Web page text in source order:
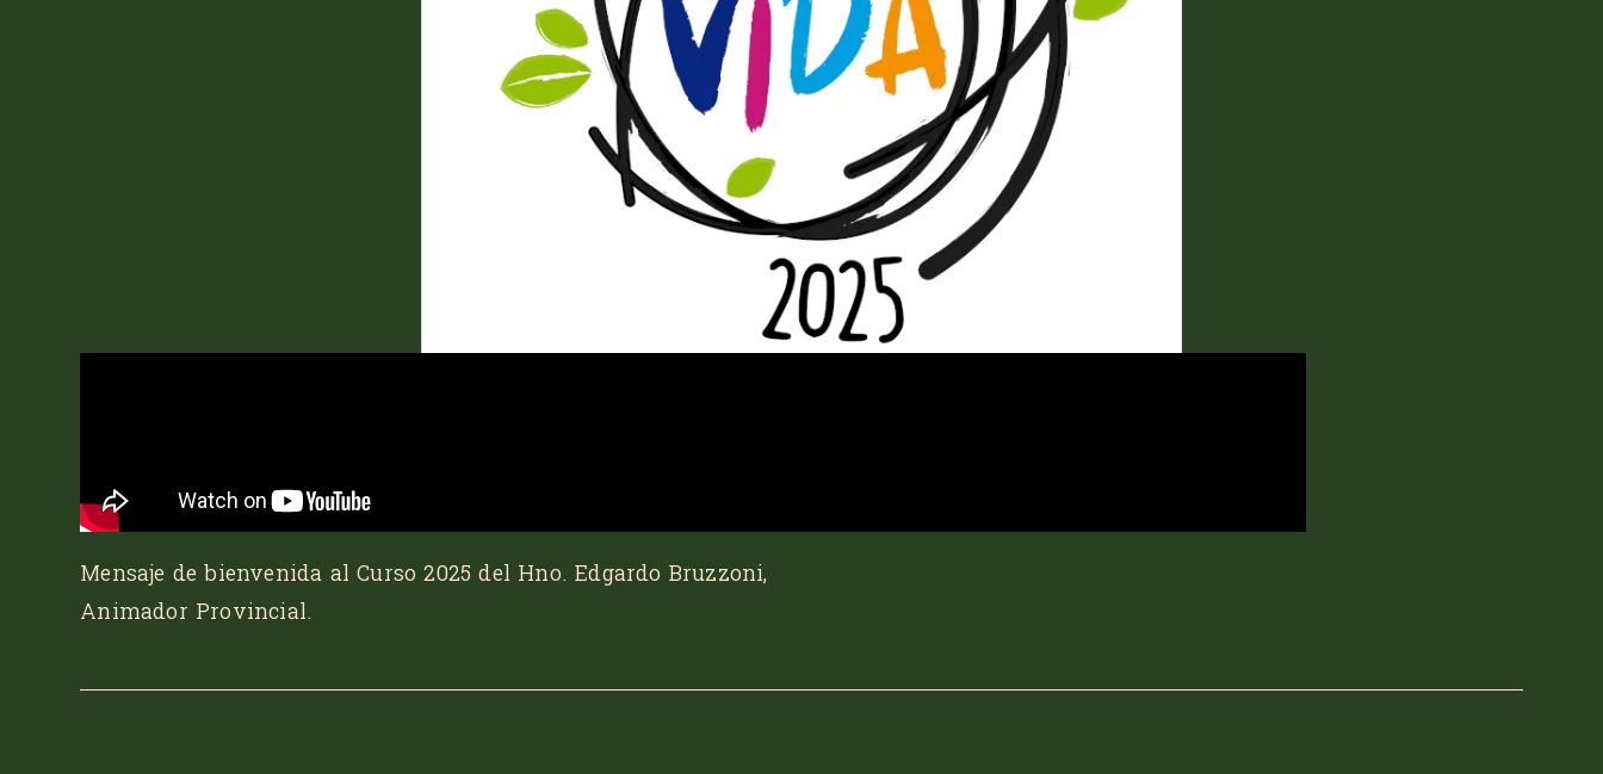
Mensaje de bienvenida al Curso 2025 del Hno. Edgardo Bruzzoni,
Animador Provincial.